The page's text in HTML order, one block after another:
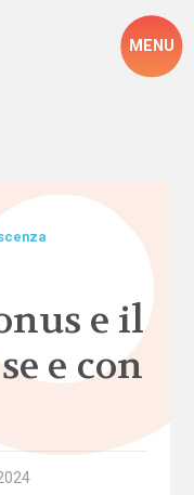
MENU
e il
e con